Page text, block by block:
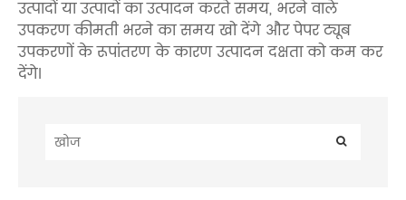
उत्पादों या उत्पादों का उत्पादन करते समय, भरने वाले
उपकरण कीमती भरने का समय खो देंगे और पेपर ट्यूब
उपकरणों के रूपांतरण के कारण उत्पादन दक्षता को कम कर
देंगे।